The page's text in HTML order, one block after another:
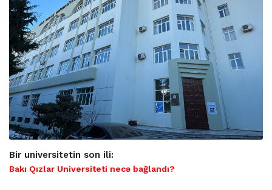
Bir universitetin son ili:
Bakı Qızlar Universiteti necə bağlandı?